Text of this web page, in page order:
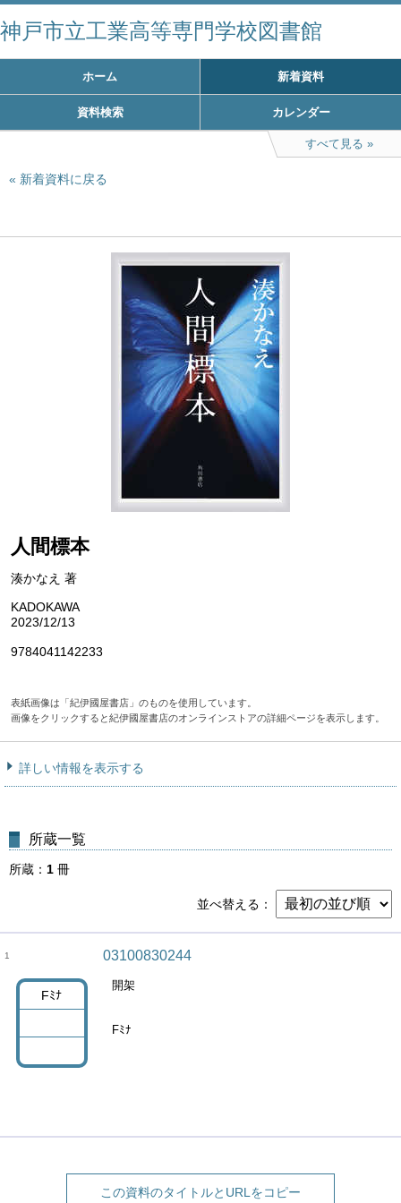
神戸市立工業高等専門学校図書館
ホーム 新着資料
資料検索 カレンダー
すべて見る
新着資料に戻る
人間標本
湊かなえ 著
KADOKAWA
2023/12/13
9784041142233
表紙画像は「紀伊國屋書店」のものを使用しています。
画像をクリックすると紀伊國屋書店のオンラインストアの詳細ページを表示します。
詳しい情報を表示する
所蔵一覧
所蔵 1 冊
並べ替える
1
Fﾐﾅ
03100830244
開架
Fﾐﾅ
この資料のタイトルとURLをコピー